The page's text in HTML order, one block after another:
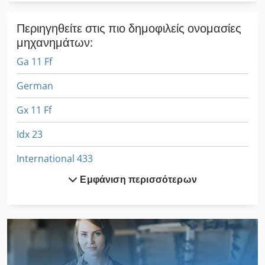
Περιηγηθείτε στις πιο δημοφιλείς ονομασίες
μηχανημάτων:
Ga 11 Ff
German
Gx 11 Ff
Idx 23
International 433
International 434
Meh 5 2 1 8 B
Εμφάνιση περισσότερων